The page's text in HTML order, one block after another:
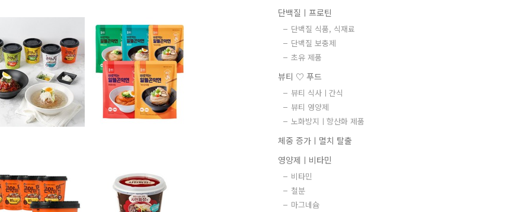
단백질ㅣ프로틴
단백질 식품, 식재료
단백질 보충제
초유 제품
뷰티 ♡ 푸드
뷰티 식사ㅣ간식
뷰티 영양제
노화방지ㅣ항산화 제품
체중 증가ㅣ멸치 탈출
영양제ㅣ비타민
비타민
철분
마그네슘